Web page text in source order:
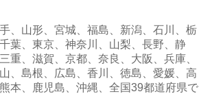
、山形、宮城、福島、新潟、石川、栃
葉、東京、神奈川、山梨、長野、静
重、滋賀、京都、奈良、大阪、兵庫、
、島根、広島、香川、徳島、愛媛、高
本、鹿児島、沖縄、全国39都道府県で